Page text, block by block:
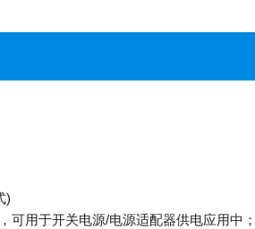
)
用于开关电源/电源适配器供电应用中